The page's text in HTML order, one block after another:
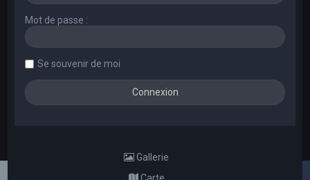
Mot de passe :
Se souvenir de moi
Gallerie
Carte